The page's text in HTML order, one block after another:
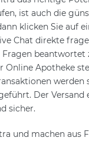
ist auch die
klicken Sie auf
Chat direkte
beantwortet
Online Apotheke
werden
Der Versand
sicher.
und machen aus